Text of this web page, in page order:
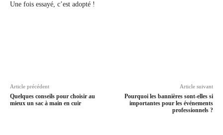
Une fois essayé, c’est adopté !
Article précédent
Quelques conseils pour choisir au
mieux un sac à main en cuir
Article suivant
Pourquoi les bannières sont-elles si
importantes pour les événements
professionnels ?